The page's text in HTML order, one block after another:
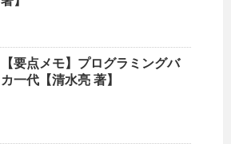
【要点メモ】プログラミングバ
カ一代【清水亮 著】